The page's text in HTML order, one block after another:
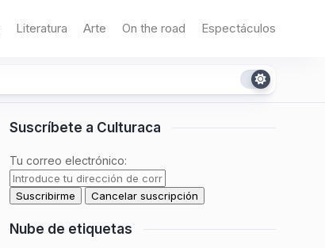
Literatura Arte On the road Espectáculos
Suscríbete a Culturaca
Tu correo electrónico:
Nube de etiquetas